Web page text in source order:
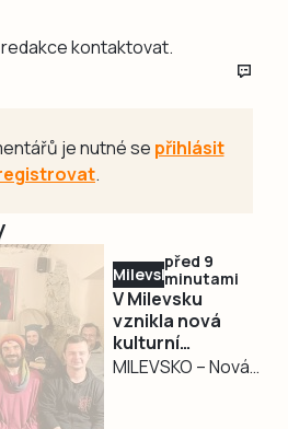
kontaktovat.
je nutné se přihlásit
.
Milevsko
před 9
minutami
V Milevsku
vznikla nová
kulturní
platforma.
MILEVSKO – Nová